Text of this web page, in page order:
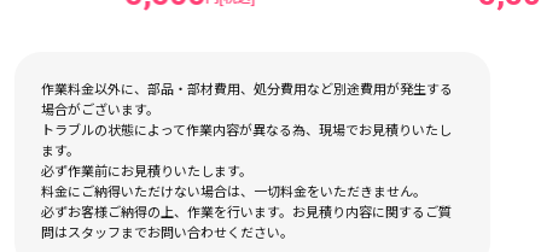
作業料金以外に、部品・部材費用、処分費用など別途費用が発生する
場合がございます。
トラブルの状態によって作業内容が異なる為、現場でお見積りいたし
ます。
必ず作業前にお見積りいたします。
料金にご納得いただけない場合は、一切料金をいただきません。
必ずお客様ご納得の上、作業を行います。お見積り内容に関するご質
問はスタッフまでお問い合わせください。